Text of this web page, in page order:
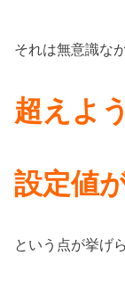
それは無意識なが
超えよ
設定値
という点が挙げ